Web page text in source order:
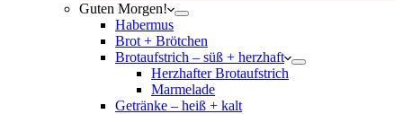
Guten Morgen!
Habermus
Brot + Brötchen
Brotaufstrich – süß + herzhaft
Herzhafter Brotaufstrich
Marmelade
Getränke – heiß + kalt